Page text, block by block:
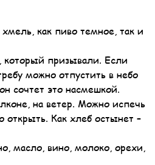
как пиво темное, так и
который призывали. Если
можно отпустить в небо
сочтет это насмешкой.
на ветер. Можно испечь
открыть. Как хлеб остынет –
масло, вино, молоко, орехи,